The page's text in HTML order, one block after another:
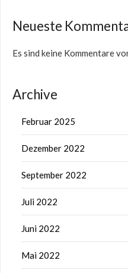
Neueste
Es sind keine Kommentare
Archive
Februar 2025
Dezember 2022
September 2022
Juli 2022
Juni 2022
Mai 2022